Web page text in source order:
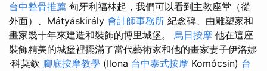
台中整骨推薦 匈牙利福林起，我們可以看到主教座堂（從
外面）、Mátyáskirály 會計師事務所 紀念碑、由雕塑家和
畫家幾十年來建造和裝飾的博里城堡。 烏日按摩 他在這座
裝飾精美的城堡裡擺滿了當代藝術家和他的畫家妻子伊洛娜
·科莫欽 腳底按摩教學 (Ilona 台中泰式按摩 Komócsin) 台